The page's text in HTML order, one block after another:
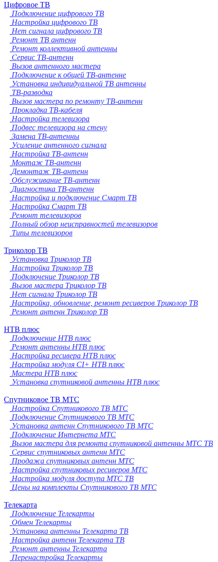
Цифровое ТВ
Подключение цифрового ТВ
Настройка цифрового ТВ
Нет сигнала цифрового ТВ
Ремонт ТВ антенн
Ремонт коллективной антенны
Сервис ТВ-антенн
Вызов антенного мастера
Подключение к общей ТВ-антенне
Установка индивидуальной ТВ антенны
ТВ-разводка
Вызов мастера по ремонту ТВ-антенн
Прокладка ТВ-кабеля
Настройка телевизора
Подвес телевизора на стену
Замена ТВ-антенны
Усиление антенного сигнала
Настройка ТВ-антенн
Монтаж ТВ-антенн
Демонтаж ТВ-антенн
Обслуживание ТВ-антенн
Диагностика ТВ-антенн
Настройка и подключение Смарт ТВ
Настройка Смарт ТВ
Ремонт телевизоров
Полный обзор неисправностей телевизоров
Типы телевизоров
Триколор ТВ
Установка Триколор ТВ
Настройка Триколор ТВ
Подключение Триколор ТВ
Вызов мастера Триколор ТВ
Нет сигнала Триколор ТВ
Настройка, обновление, ремонт ресиверов Триколор ТВ
Ремонт антенн Триколор ТВ
НТВ плюс
Подключение НТВ плюс
Ремонт антенны НТВ плюс
Настройка ресивера НТВ плюс
Настройка модуля CI+ НТВ плюс
Мастера НТВ плюс
Установка спутниковой антенны НТВ плюс
Спутниковое ТВ МТС
Настройка Спутникового ТВ МТС
Подключение Спутникового ТВ МТС
Установка антенн Спутникового ТВ МТС
Подключение Интернета МТС
Вызов мастера для ремонта спутниковой антенны МТС ТВ
Сервис спутниковых антенн МТС
Продажа спутниковых антенн МТС
Настройка спутниковых ресиверов МТС
Настройка модуля доступа МТС ТВ
Цены на комплекты Спутникового ТВ МТС
Телекарта
Подключение Телекарты
Обмен Телекарты
Установка антенны Телекарта ТВ
Настройка антенн Телекарта ТВ
Ремонт антенны Телекарта
Перенастройка Телекарты